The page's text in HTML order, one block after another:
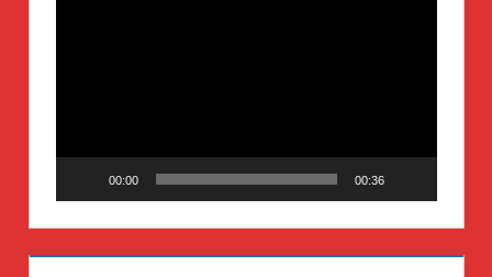
00:00 00:36